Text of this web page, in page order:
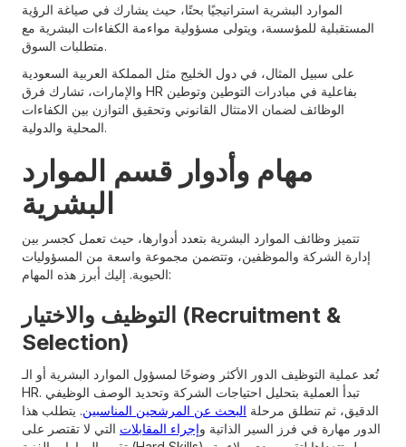
الموارد البشرية استراتيجيًا بحتًا، حيث يشارك في صياغة الرؤية
المستقبلية للمؤسسة، ويتولى مسؤولية مواءمة الكفاءات البشرية مع
متطلبات السوق.
على سبيل المثال، في دول الخليج مثل المملكة العربية السعودية
والإمارات، تشارك فرق HR بفاعلية في مبادرات التوطين وتوطين
الوظائف لضمان الامتثال القانوني وتحقيق التوازن بين الكفاءات
المحلية والدولية.
مهام وأدوار قسم الموارد
البشرية
تتميز وظائف الموارد البشرية بتعدد أدوارها، حيث تعمل كجسر بين
إدارة الشركة والموظفين، وتتضمن مجموعة واسعة من المسؤوليات
الحيوية. إليك أبرز هذه المهام:
التوظيف والاختيار (Recruitment &
Selection)
تُعد عملية التوظيف الدور الأكثر وضوحًا لمسؤول الموارد البشرية أو الـ
HR. تبدأ العملية بتحليل احتياجات الشركة وتحديد الوصف الوظيفي
الدقيق، ثم تنطلق مرحلة البحث عن المرشحين المناسبين. يتطلب هذا
الدور مهارة في فرز السير الذاتية وإجراء المقابلات التي لا تقتصر على